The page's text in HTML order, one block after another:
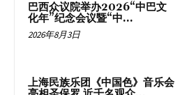
巴西众议院举办2026“中巴文
化年”纪念会议暨“中...
2026年8月3日
上海民族乐团《中国色》音乐会